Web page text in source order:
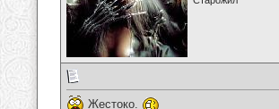
Жестоко.